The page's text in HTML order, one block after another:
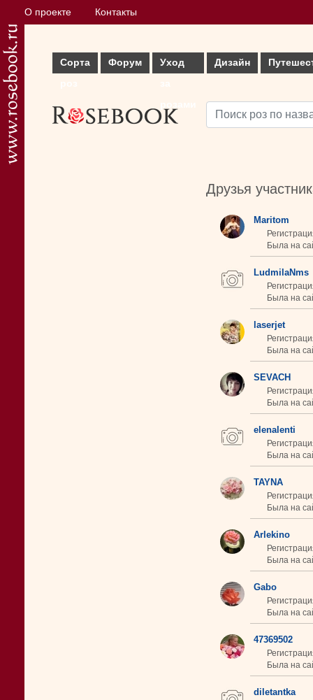
О проекте Контакты
Сорта
Форум
Уход
Дизайн
Друзья
Maritom
Была на
LudmilaNms
Была на
laserjet
Была на
SEVACH
Была на
elenalenti
Была на
TAYNA
Была на
Arlekino
Была на
Gabo
Была на
47369502
Была на
diletantka